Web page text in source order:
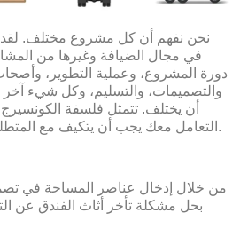
نحن نفهم أن كل مشروع مختلف. لقد
في مجال الضيافة وغيرها من
دورة المشروع، وعملية التطوير،
والتصميمات، والتسليم، وكل شيء
أن يختلف. تتمثل فلسفة الكونسيرج
التعامل معك يجب أن يتكيف مع المتطلبات الفريدة لمشروعك.
من خلال إدخال عناصر المساحة في
بحل مشكلة تأخر أثاث الفندق عن